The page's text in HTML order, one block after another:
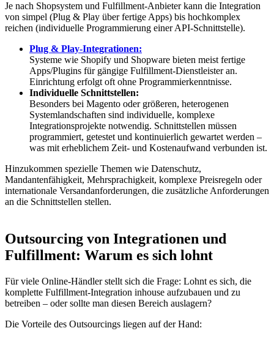
Je nach Shopsystem und Fulfillment-Anbieter kann die Integration
von simpel (Plug & Play über fertige Apps) bis hochkomplex
reichen (individuelle Programmierung einer API-Schnittstelle).
Plug & Play-Integrationen:
Systeme wie Shopify und Shopware bieten meist fertige
Apps/Plugins für gängige Fulfillment-Dienstleister an.
Einrichtung erfolgt oft ohne Programmierkenntnisse.
Individuelle Schnittstellen:
Besonders bei Magento oder größeren, heterogenen
Systemlandschaften sind individuelle, komplexe
Integrationsprojekte notwendig. Schnittstellen müssen
programmiert, getestet und kontinuierlich gewartet werden –
was mit erheblichem Zeit- und Kostenaufwand verbunden ist.
Hinzukommen spezielle Themen wie Datenschutz,
Mandantenfähigkeit, Mehrsprachigkeit, komplexe Preisregeln oder
internationale Versandanforderungen, die zusätzliche Anforderungen
an die Schnittstellen stellen.
Outsourcing von Integrationen und
Fulfillment: Warum es sich lohnt
Für viele Online-Händler stellt sich die Frage: Lohnt es sich, die
komplette Fulfillment-Integration inhouse aufzubauen und zu
betreiben – oder sollte man diesen Bereich auslagern?
Die Vorteile des Outsourcings liegen auf der Hand: